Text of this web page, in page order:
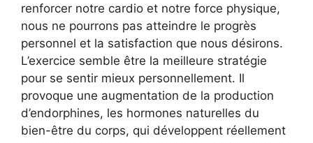
renforcer notre cardio et notre force physique,
nous ne pourrons pas atteindre le progrès
personnel et la satisfaction que nous désirons.
L’exercice semble être la meilleure stratégie
pour se sentir mieux personnellement. Il
provoque une augmentation de la production
d’endorphines, les hormones naturelles du
bien-être du corps, qui développent réellement